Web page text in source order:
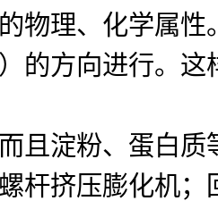
物理、化学属
的方向进行。
且淀粉、蛋白质
杆挤压膨化机